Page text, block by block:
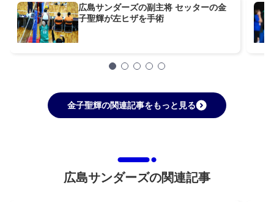
広島サンダーズの副主将 セッターの金
子聖輝が左ヒザを手術
金子聖輝の関連記事をもっと見る
広島サンダーズの関連記事